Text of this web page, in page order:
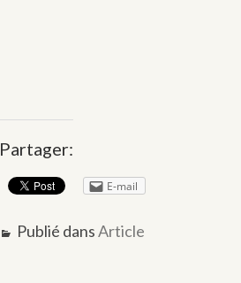
Partager:
E-mail
Publié dansArticle